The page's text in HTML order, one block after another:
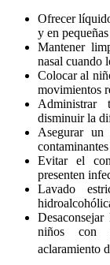
Ofrecer
y en
Mantener
nasal cuando
Colocar al
movimientos
Administrar
disminuir la
Asegurar
Evitar el
presenten
Lavado
niños con
aclaramiento